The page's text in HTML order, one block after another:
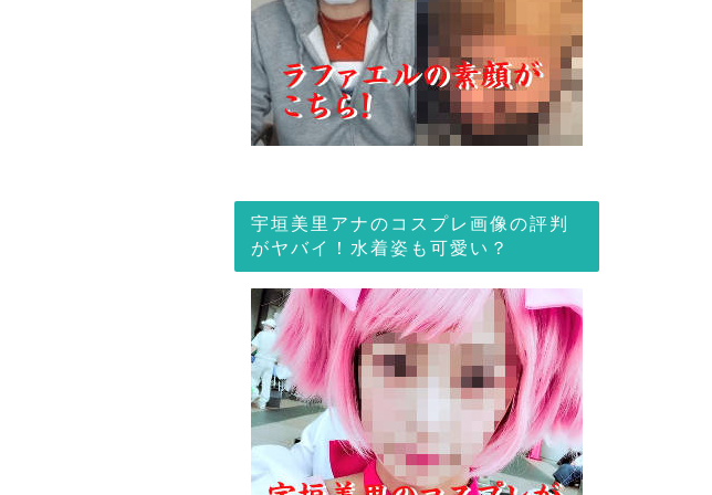
宇垣美里アナのコスプレ画像の評判
がヤバイ！水着姿も可愛い？